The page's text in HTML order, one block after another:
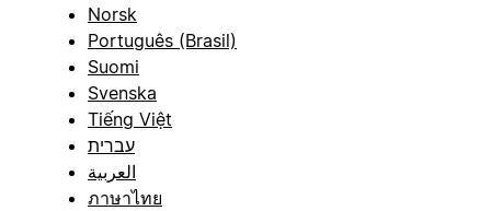
Norsk
Português (Brasil)
Suomi
Svenska
Tiếng Việt
עברית
العربية
ภาษาไทย